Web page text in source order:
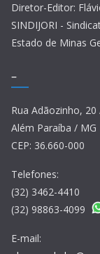
Diretor-Editor:
SINDIJORI -
Estado de Minas
–
Rua Adãozinho,
Além Paraíba / MG
CEP: 36.660-000
Telefones:
(32) 3462-4410
(32) 98863-4099
E-mail: